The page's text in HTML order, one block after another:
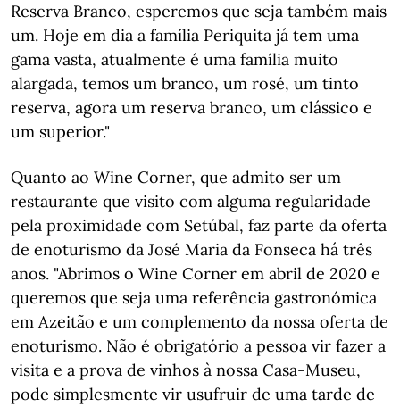
Reserva Branco, esperemos que seja também mais
um. Hoje em dia a família Periquita já tem uma
gama vasta, atualmente é uma família muito
alargada, temos um branco, um rosé, um tinto
reserva, agora um reserva branco, um clássico e
um superior."
Quanto ao Wine Corner, que admito ser um
restaurante que visito com alguma regularidade
pela proximidade com Setúbal, faz parte da oferta
de enoturismo da José Maria da Fonseca há três
anos. "Abrimos o Wine Corner em abril de 2020 e
queremos que seja uma referência gastronómica
em Azeitão e um complemento da nossa oferta de
enoturismo. Não é obrigatório a pessoa vir fazer a
visita e a prova de vinhos à nossa Casa-Museu,
pode simplesmente vir usufruir de uma tarde de